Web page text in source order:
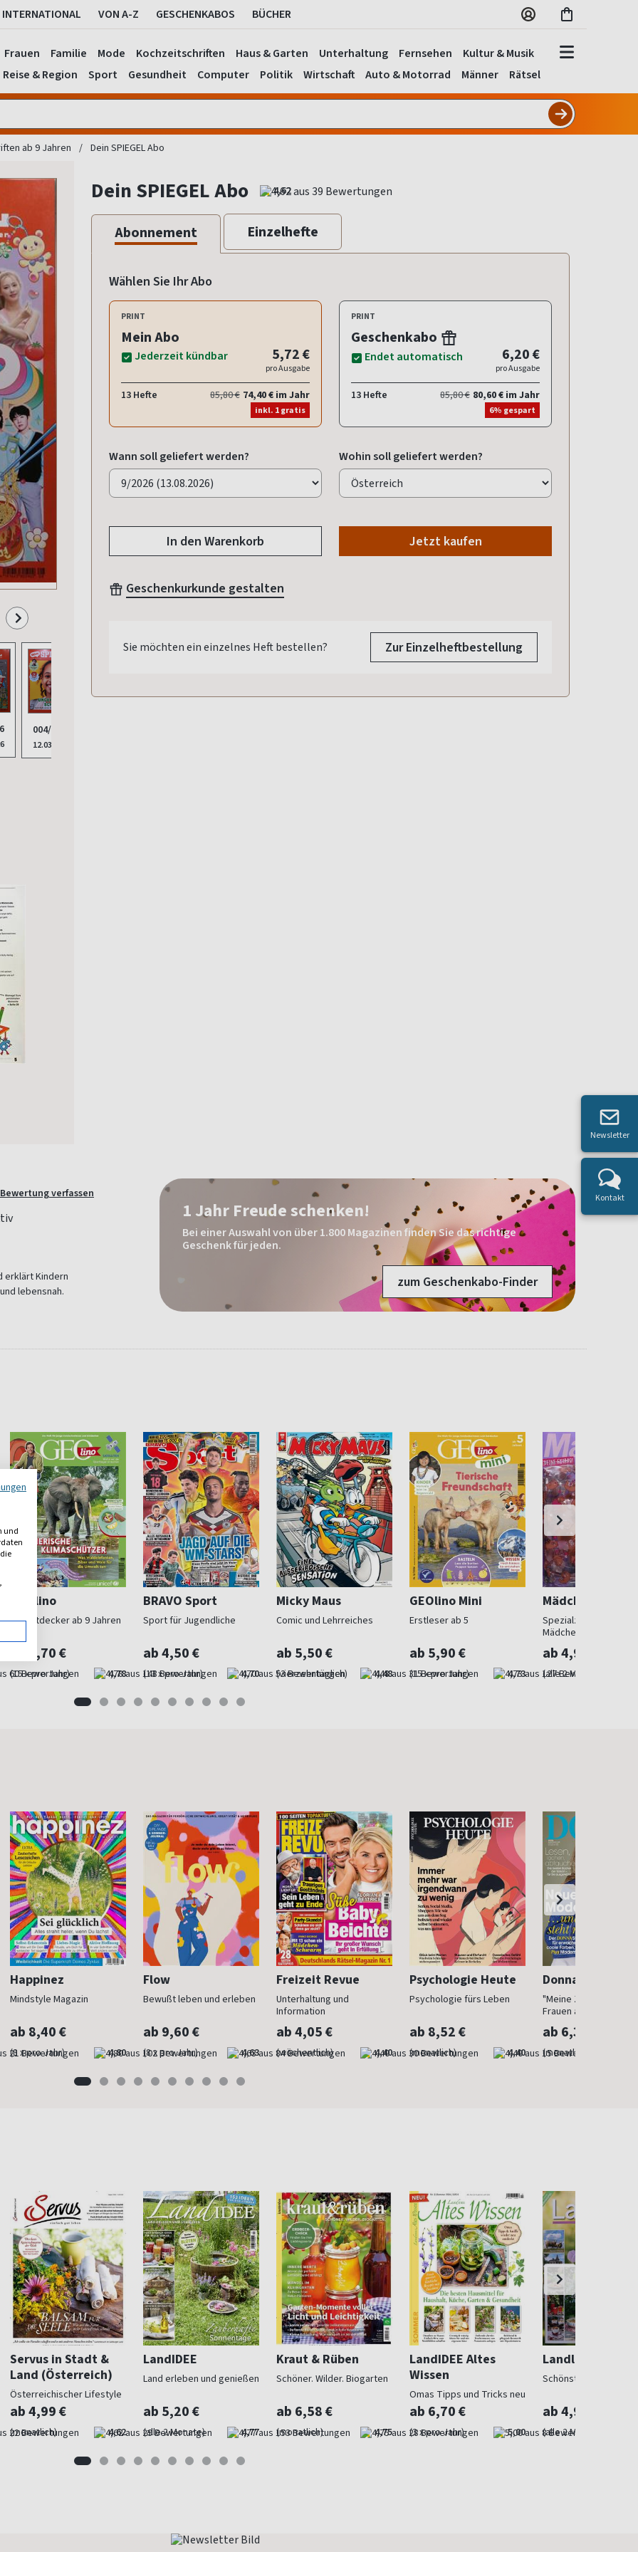
INTERNATIONAL VON A-Z GESCHENKABOS BÜCHER
Frauen Familie Mode Kochzeitschriften Haus & Garten Unterhaltung Fernsehen
Kultur & Musik
Reise & Region Sport Gesundheit Computer Politik Wirtschaft Auto & Motorrad Männer Rätsel
ab 9 Jahren Dein SPIEGEL Abo
004/2026
12.03.2026
Dein SPIEGEL Abo 4,62
Abonnement Einzelhefte
Wählen Sie Ihr Abo
PRINT
Mein Abo
Jederzeit kündbar 5,72 €
pro Ausgabe
13 Hefte 85,80 € 74,40 € im Jahr
inkl. 1 gratis
PRINT
Geschenkabo
Endet automatisch 6,20 €
pro Ausgabe
13 Hefte 85,80 € 80,60 € im Jahr
6% gespart
Wann soll geliefert werden? Wohin soll geliefert werden?
In den Warenkorb Jetzt kaufen
Geschenkurkunde gestalten
Sie möchten ein einzelnes Heft bestellen? Zur Einzelheftbestellung
Bewertung verfassen
erklärt Kindern
lebensnah.
1 Jahr Freude schenken!
Bei einer Auswahl von über 1.800 Magazinen finden Sie das richtige
Geschenk für jeden.
zum Geschenkabo-Finder
GEOlino
Für Entdecker ab 9 Jahren
ab 6,70 €
(15 x pro Jahr) 4,78
BRAVO Sport
Sport für Jugendliche
ab 4,50 €
(13 x pro Jahr) 4,70
Micky Maus
Comic und Lehrreiches
ab 5,50 €
(vierzehntäglich) 4,48
GEOlino Mini
Erstleser ab 5
ab 5,90 €
(15 x pro Jahr) 4,73
Mädchen
Spezialzeitschrift für
Mädchen
ab 4,90 €
(alle 2 Monate)
Happinez
Mindstyle Magazin
ab 8,40 €
(8 x pro Jahr) 4,80
Flow
Bewußt leben und erleben
ab 9,60 €
(8 x pro Jahr) 4,63
Freizeit Revue
Unterhaltung und
Information
ab 4,05 €
(wöchentlich) 4,40
Psychologie Heute
Psychologie fürs Leben
ab 8,52 €
(monatlich) 4,40
Donna
"Meine Zeit ist jetzt":
Frauen ab 40
ab 6,30 €
(monatlich)
Servus in Stadt &
Land (Österreich)
Österreichischer Lifestyle
ab 4,99 €
(monatlich) 4,62
LandIDEE
Land erleben und genießen
ab 5,20 €
(alle 2 Monate) 4,77
Kraut & Rüben
Schöner. Wilder. Biogarten
ab 6,58 €
(monatlich) 4,75
LandIDEE Altes
Wissen
Omas Tipps und Tricks neu
entdeckt
ab 6,70 €
(3 x pro Jahr) 5,00
Landlust
Schönstes Landleben
ab 4,97 €
(alle 2 Monate)
Newsletter
Kontakt
und